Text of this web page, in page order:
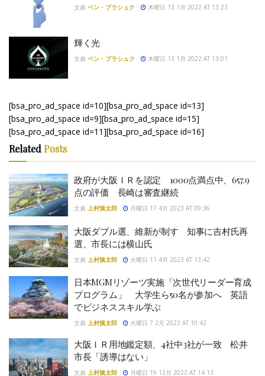
文責 ベン・ブラシュク 木曜日 13 1月 2022 AT 13:23
輝く光
文責 ベン・ブラシュク 木曜日 13 1月 2022 AT 13:01
[bsa_pro_ad_space id=10][bsa_pro_ad_space id=13]
[bsa_pro_ad_space id=9][bsa_pro_ad_space id=15]
[bsa_pro_ad_space id=11][bsa_pro_ad_space id=16]
Related Posts
政府が大阪ＩＲを認定 1000点満点中、657.9
点の評価 長崎は審査継続
文責 上村慎太郎 月曜日 17 4月 2023 AT 09:36
大阪ダブル選、維新が制す 知事に吉村氏再
選、市長には横山氏
文責 上村慎太郎 火曜日 11 4月 2023 AT 13:42
日本MGMリゾーツ実施「次世代リーダー育成
プログラム」 大学生ら50名が参加へ 英語
でビジネススキル学ぶ
文責 上村慎太郎 火曜日 7 2月 2023 AT 10:42
大阪ＩＲ用地鑑定額、4社中3社が一致 松井
市長「誘導はない」
文責 上村慎太郎 月曜日 19 12月 2022 AT 14:13